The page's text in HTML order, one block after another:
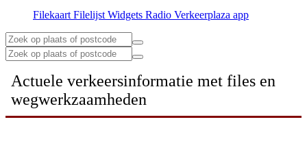
Filekaart Filelijst Widgets Radio Verkeerplaza app
Actuele verkeersinformatie met files en
wegwerkzaamheden